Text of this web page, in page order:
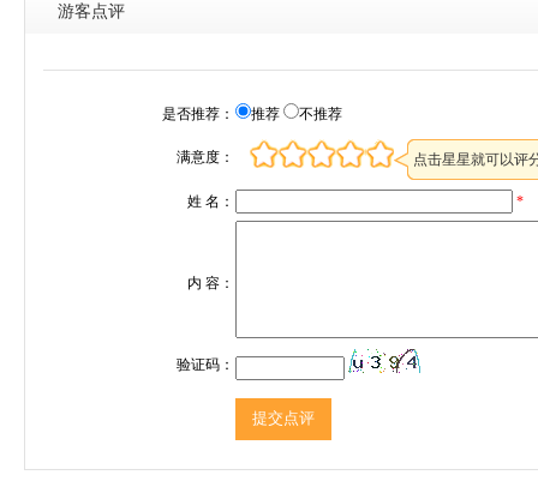
游客点评
是否推荐： 推荐 不推荐
满意度： 点击星星就可以评
姓 名： *
内 容：
验证码：